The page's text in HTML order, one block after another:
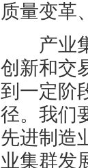
质量变革
产业集
创新和交
到一定阶
径。我们
先进制造
业集群发